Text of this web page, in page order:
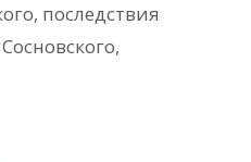
, последствия
,